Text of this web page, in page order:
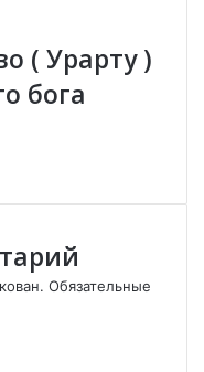
( Урарту )
бога
Обязательные